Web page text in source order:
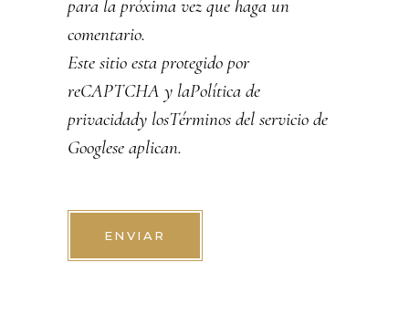
para la próxima vez que haga un
comentario.
Este sitio esta protegido por
reCAPTCHA y laPolítica de
privacidady losTérminos del servicio de
Googlese aplican.